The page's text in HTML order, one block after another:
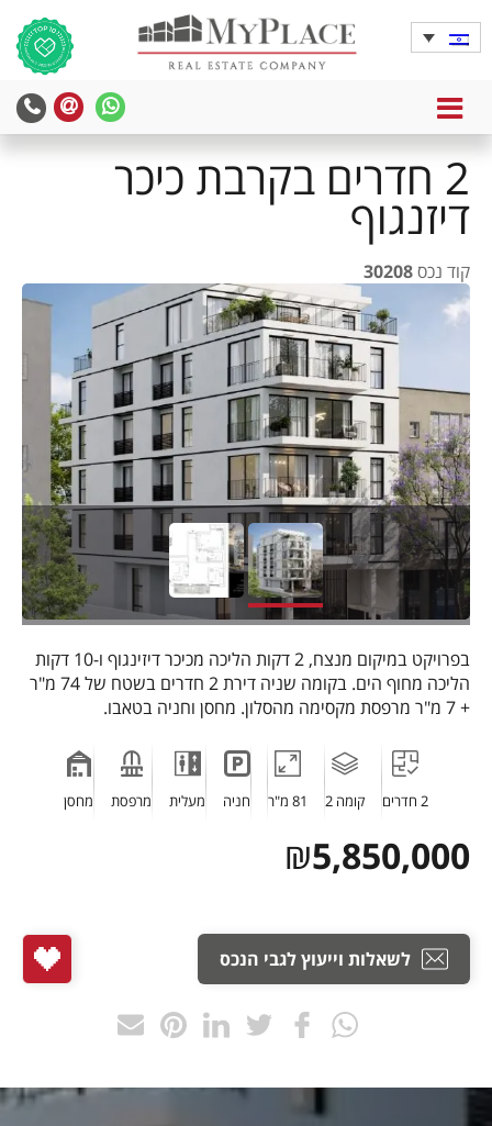
MENU
2 חדרים בקרבת כיכר
דיזנגוף
קוד נכס30208
בפרויקט במיקום מנצח, 2 דקות הליכה מכיכר דיזינגוף ו-10 דקות
הליכה מחוף הים. בקומה שניה דירת 2 חדרים בשטח של 74 מ"ר
+ 7 מ"ר מרפסת מקסימה מהסלון. מחסן וחניה בטאבו.
2 חדרים קומה 2 81 מ"ר חניה מעלית מרפסת מחסן
5,850,000
₪
לשאלות וייעוץ לגבי הנכס